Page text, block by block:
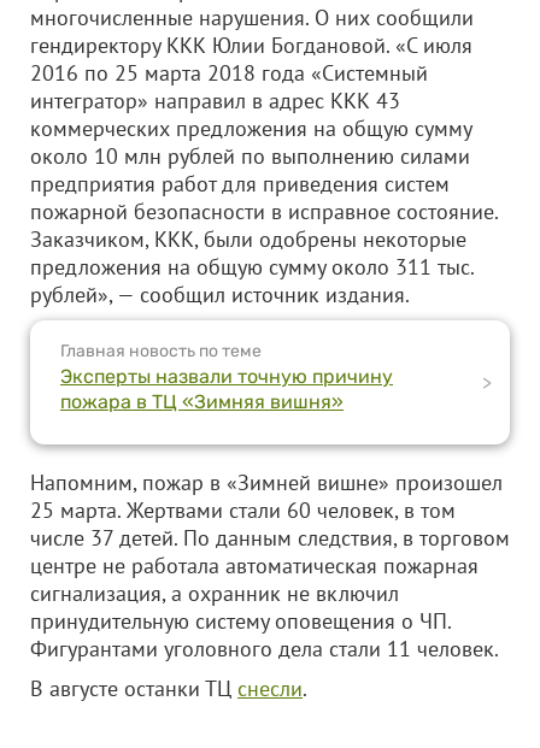
многочисленные нарушения. О них сообщили
гендиректору ККК Юлии Богдановой. «С июля
2016 по 25 марта 2018 года «Системный
интегратор» направил в адрес ККК 43
коммерческих предложения на общую сумму
около 10 млн рублей по выполнению силами
предприятия работ для приведения систем
пожарной безопасности в исправное состояние.
Заказчиком, ККК, были одобрены некоторые
предложения на общую сумму около 311 тыс.
рублей», — сообщил источник издания.
Главная новость по теме
Эксперты назвали точную причину
пожара в ТЦ «Зимняя вишня»
>
Напомним, пожар в «Зимней вишне» произошел
25 марта. Жертвами стали 60 человек, в том
числе 37 детей. По данным следствия, в торговом
центре не работала автоматическая пожарная
сигнализация, а охранник не включил
принудительную систему оповещения о ЧП.
Фигурантами уголовного дела стали 11 человек.
В августе останки ТЦ снесли.